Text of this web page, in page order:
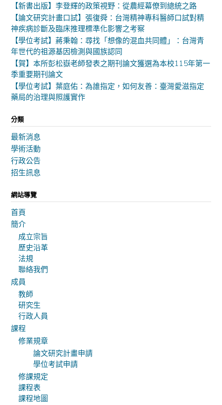
【新書出版】李登輝的政策視野：從農經幕僚到總統之路
【論文研究計畫口試】張復舜：台灣精神專科醫師口試對精
神疾病診斷及臨床推理標準化影響之考察
【學位考試】蔣秉翰：尋找「想像的混血共同體」：台灣青
年世代的祖源基因檢測與國族認同
【賀】本所彭松嶽老師發表之期刊論文獲選為本校115年第一
季重要期刊論文
【學位考試】葉庭佑：為誰指定，如何友善：臺灣愛滋指定
藥局的治理與照護實作
分類
最新消息
學術活動
行政公告
招生訊息
網站導覽
首頁
簡介
成立宗旨
歷史沿革
法規
聯絡我們
成員
教師
研究生
行政人員
課程
修業規章
論文研究計畫申請
學位考試申請
修課規定
課程表
課程地圖